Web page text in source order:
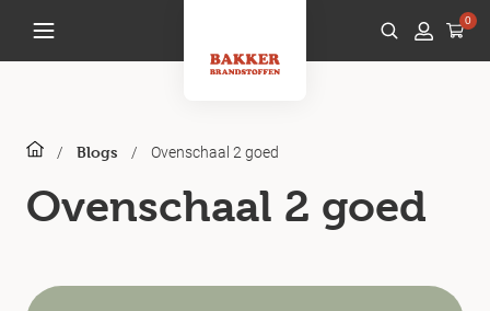
0
/ Blogs / Ovenschaal 2 goed
Ovenschaal 2 goed